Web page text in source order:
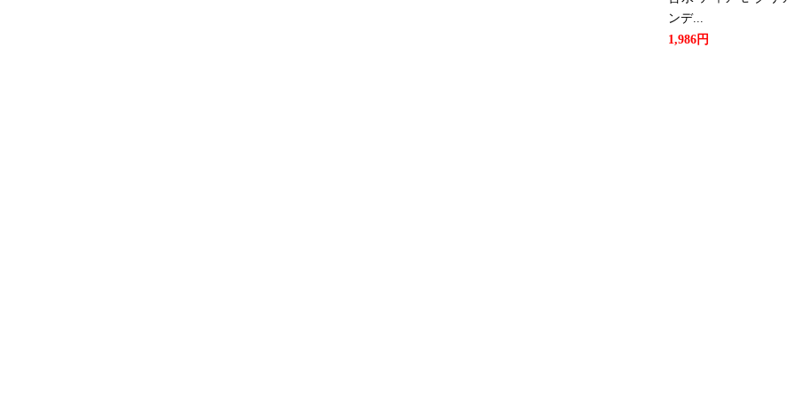
レディースファッションランキ
ンデ...
1,986円